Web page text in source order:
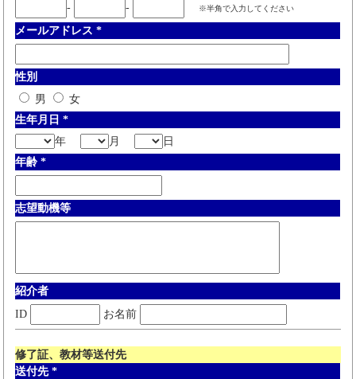
-
- ※半角で入力してください
メールアドレス *
性別
男
女
生年月日 *
年
月
日
年齢*
志望動機等
紹介者
ID
お名前
修了証、教材等送付先
送付先*